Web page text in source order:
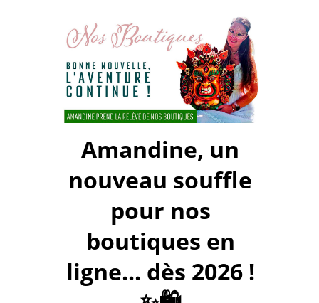
Amandine, un
nouveau souffle
pour nos
boutiques en
ligne... dès 2026 !